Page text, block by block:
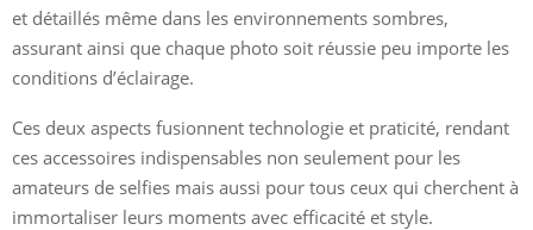
et détaillés même dans les environnements sombres,
assurant ainsi que chaque photo soit réussie peu importe les
conditions d’éclairage.
Ces deux aspects fusionnent technologie et praticité, rendant
ces accessoires indispensables non seulement pour les
amateurs de selfies mais aussi pour tous ceux qui cherchent à
immortaliser leurs moments avec efficacité et style.